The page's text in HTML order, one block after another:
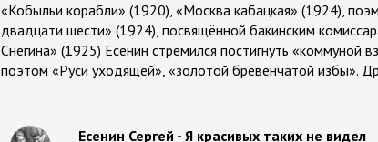
«Кобыльи корабли» (1920), «Москва кабацкая» (1924),
двадцати шести» (1924), посвящённой бакинским
Снегина» (1925) Есенин стремился постигнуть «коммуной
поэтом «Руси уходящей», «золотой бревенчатой избы».
Есенин Сергей - Я красивых таких не видел